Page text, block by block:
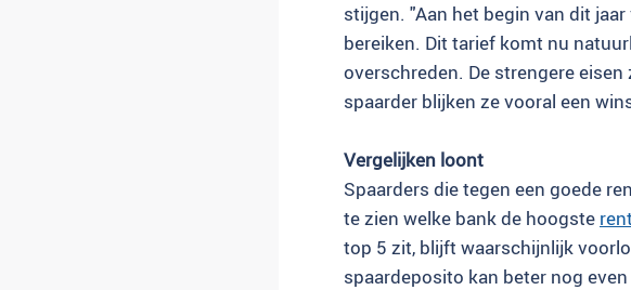
stijgen. "Aan het begin van dit
bereiken. Dit tarief komt nu
overschreden. De strengere
spaarder blijken ze vooral een
Vergelijken loont
Spaarders die tegen een goede
te zien welke bank de hoogste
top 5 zit, blijft waarschijnlijk
spaardeposito kan beter nog